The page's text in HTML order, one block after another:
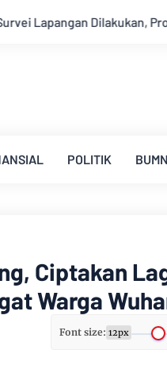
Car Danau Toba Masih
POLITIK
Ciptakan
Warga
Font size: 12px